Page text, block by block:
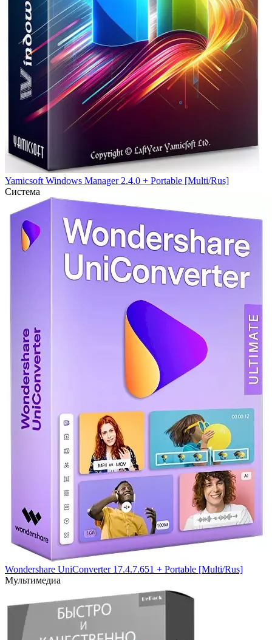
Yamicsoft Windows Manager 2.4.0 + Portable [Multi/Rus]
Система
Wondershare UniConverter 17.4.7.651 + Portable [Multi/Rus]
Мультимедиа